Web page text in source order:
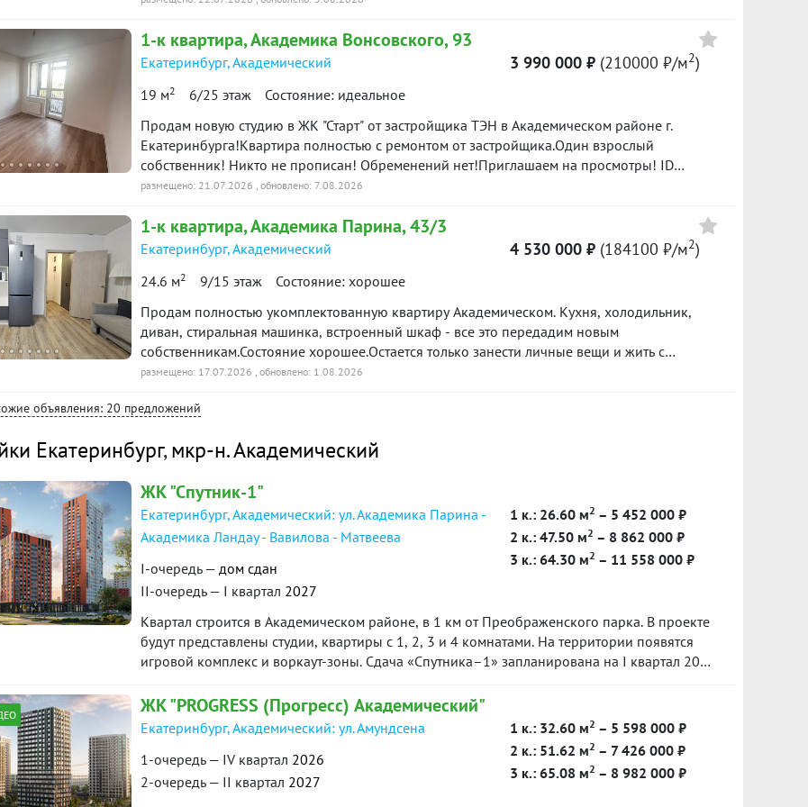
парк, много магазинов "Пятерочка", "Магнит", "Лента", множество детских центров
развития.Во дворе наземный многоуровневый паркинг, проблем с парковкой нет.Один
1-к квартира, Академика Вонсовского, 93
Екатеринбург,Академический
19 м2 6/25 этаж Состояние: идеальное
3 990 000 ₽ (210000 ₽/м2)
Продам новую студию в ЖК "Старт" от застройщика ТЭН в Академическом районе г.
Екатеринбурга!Квартира полностью с ремонтом от застройщика.Один взрослый
собственник! Никто не прописан! Обременений нет!Приглашаем на просмотры! ID
объекта в нашей базе: 10559
размещено: 21.07.2026 , обновлено: 7.08.2026
1-к квартира, Академика Парина, 43/3
Екатеринбург,Академический
24.6 м2 9/15 этаж Состояние: хорошее
4 530 000 ₽ (184100 ₽/м2)
Продам полностью укомплектованную квартиру Академическом. Кухня, холодильник,
диван, стиральная машинка, встроенный шкаф - все это передадим новым
собственникам.Состояние хорошее.Остается только занести личные вещи и жить с
удовольствием.Квартира освобождена, ключи передадим сразу после сделки.
покажу. ID объекта в нашей базе: 26653
размещено: 17.07.2026 , обновлено: 1.08.2026
объявления: 20 предложений
Екатеринбург,мкр-н. Академический
ЖК "Спутник-1"
Екатеринбург, Академический: ул. Академика Парина -
Академика Ландау - Вавилова - Матвеева
I-очередь — дом сдан
II-очередь — I квартал 2027
1 к.: 26.60 м2 – 5 452 000 ₽
2 к.: 47.50 м2 – 8 862 000 ₽
3 к.: 64.30 м2 – 11 558 000 ₽
Квартал строится в Академическом районе, в 1 км от Преображенского парка. В проекте
будут представлены студии, квартиры с 1, 2, 3 и 4 комнатами. На территории появятся
игровой комплекс и воркаут-зоны. Сдача «Спутника–1» запланирована на I квартал 2025
ЖК "PROGRESS (Прогресс) Академический"
Екатеринбург, Академический: ул. Амундсена
1-очередь — IV квартал 2026
2-очередь — II квартал 2027
1 к.: 32.60 м2 – 5 598 000 ₽
2 к.: 51.62 м2 – 7 426 000 ₽
3 к.: 65.08 м2 – 8 982 000 ₽